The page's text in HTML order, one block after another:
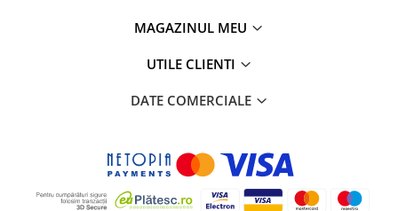
MAGAZINUL MEU
UTILE CLIENTI
DATE COMERCIALE